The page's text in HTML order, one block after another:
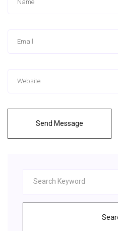
Send Message